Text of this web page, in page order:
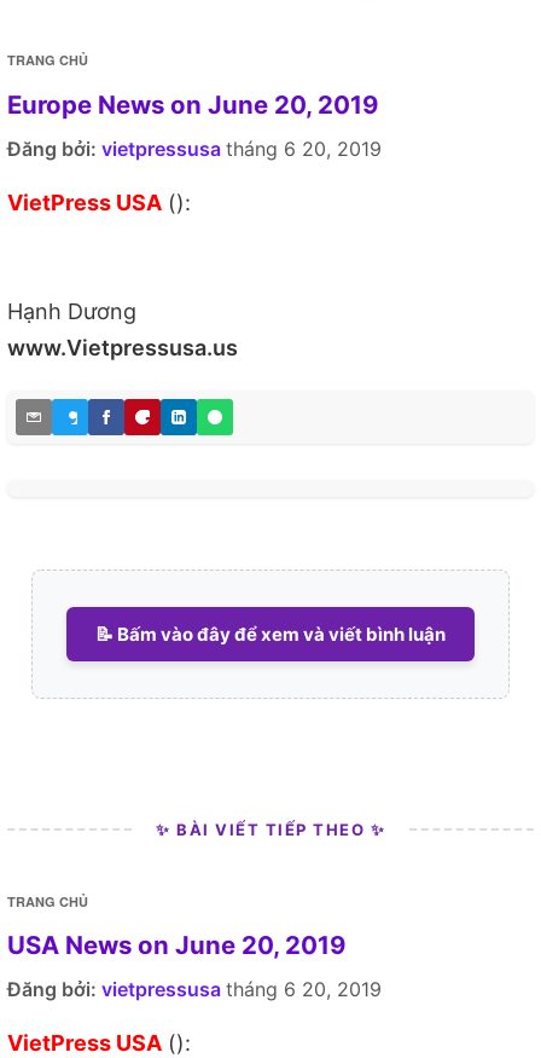
TRANG CHỦ
Europe News on June 20, 2019
Đăng bởi: vietpressusa tháng 6 20, 2019
VietPress USA ():
Hạnh Dương
www.Vietpressusa.us
📝 Bấm vào đây để xem và viết bình luận
✨ BÀI VIẾT TIẾP THEO ✨
TRANG CHỦ
USA News on June 20, 2019
Đăng bởi: vietpressusa tháng 6 20, 2019
VietPress USA ():